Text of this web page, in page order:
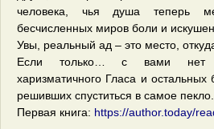
человека, чья душа теперь
бесчисленных миров боли и
Увы, реальный ад – это место,
Если только… с вами нет
харизматичного Гласа и
решивших спуститься в самое пекло.
Первая книга: https://author.today/